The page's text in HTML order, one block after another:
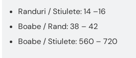
Randuri / Stiulete: 14 –16
Boabe / Rand: 38 – 42
Boabe / Stiulete: 560 – 720